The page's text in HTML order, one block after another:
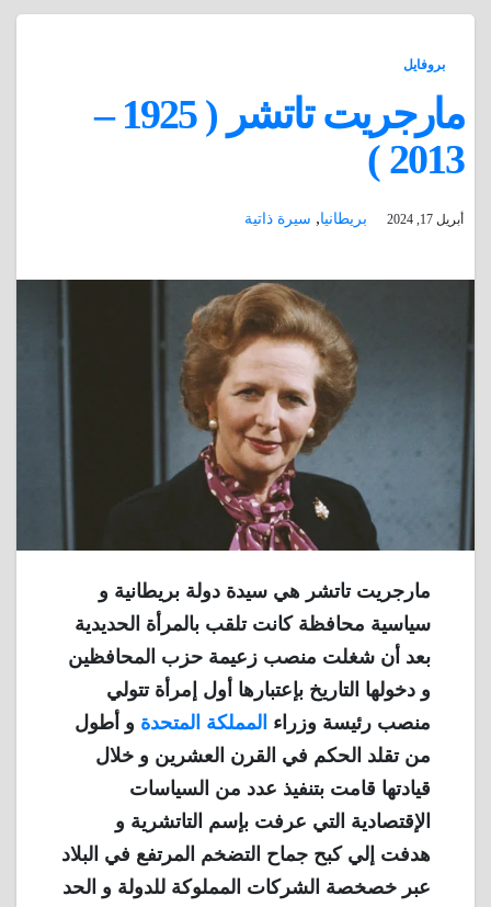
بروفايل
مارجريت تاتشر ( 1925 –
2013 )
أبريل 17, 2024 بريطانيا, سيرة ذاتية
مارجريت تاتشر هي سيدة دولة بريطانية و
سياسية محافظة كانت تلقب بالمرأة الحديدية
بعد أن شغلت منصب زعيمة حزب المحافظين
و دخولها التاريخ بإعتبارها أول إمرأة تتولي
منصب رئيسة وزراء المملكة المتحدة و أطول
من تقلد الحكم في القرن العشرين و خلال
قيادتها قامت بتنفيذ عدد من السياسات
الإقتصادية التي عرفت بإسم التاتشرية و
هدفت إلي كبح جماح التضخم المرتفع في البلاد
عبر خصخصة الشركات المملوكة للدولة و الحد